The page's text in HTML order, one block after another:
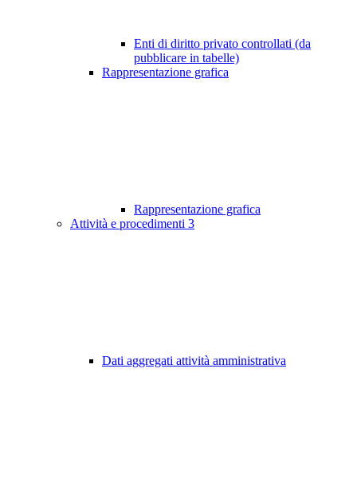
Enti di diritto privato controllati (da
pubblicare in tabelle)
Rappresentazione grafica
Rappresentazione grafica
Attività e procedimenti 3
Dati aggregati attività amministrativa